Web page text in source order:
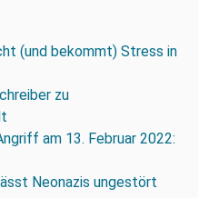
(und bekommt) Stress in
zu
am 13. Februar 2022:
Neonazis ungestört